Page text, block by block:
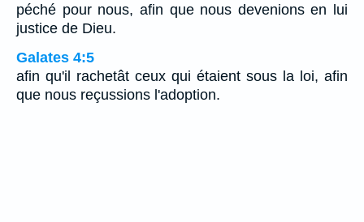
péché pour nous, afin que nous devenions en lui
justice de Dieu.
Galates 4:5
afin qu'il rachetât ceux qui étaient sous la loi, afin
que nous reçussions l'adoption.